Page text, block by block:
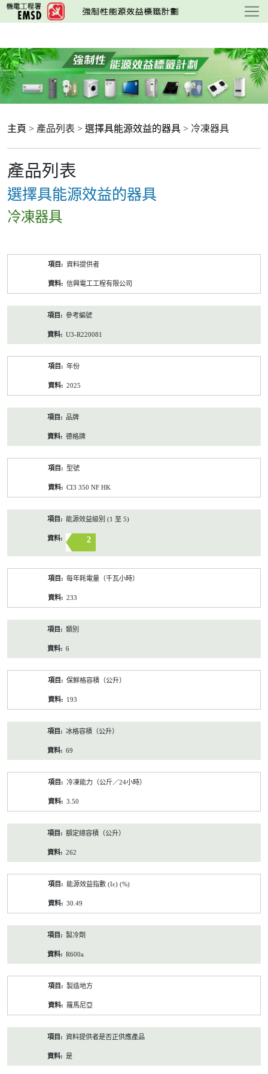
跳
至
要
內
容
主頁 > 產品列表 > 選擇具能源效益的器具 > 冷凍器具
產品列表
選擇具能源效益的器具
冷凍器具
資料提供者
信興電工工程有限公司
參考編號
U3-R220081
年份
2025
品牌
德格牌
型號
CI3 350 NF HK
能源效益級別 (1 至 5)
2
每年耗電量（千瓦小時）
233
類別
6
保鮮格容積（公升）
193
冰格容積（公升）
69
冷凍能力（公斤／24小時）
3.50
額定總容積（公升）
262
能源效益指數 (Iε) (%)
30.49
製冷劑
R600a
製造地方
羅馬尼亞
資料提供者是否正供應產品
是